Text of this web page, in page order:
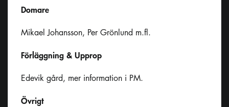
Domare
Mikael Johansson, Per Grönlund m.fl.
Förläggning & Upprop
Edevik gård, mer information i PM.
Övrigt